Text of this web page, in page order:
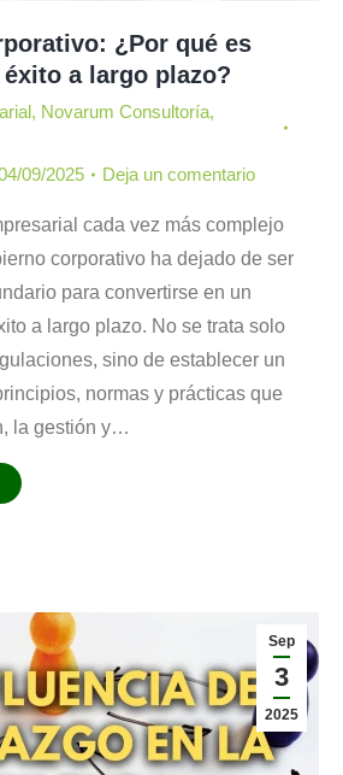
¿Por qué es
a largo plazo?
, Novarum Consultoría,
09/2025 Deja un comentario
cada vez más complejo
corporativo ha dejado de ser
para convertirse en un
a largo plazo. No se trata solo
sino de establecer un
normas y prácticas que
la gestión y…
Sep
3
2025